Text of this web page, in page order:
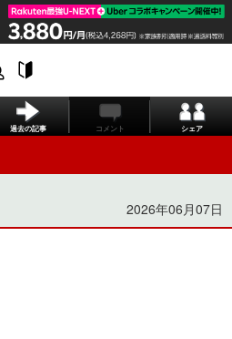
過去の記事 コメント シェア
2026年06月07日